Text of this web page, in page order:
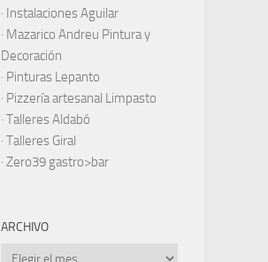
· Instalaciones Aguilar
· Mazarico Andreu Pintura y
Decoración
· Pinturas Lepanto
· Pizzería artesanal Limpasto
· Talleres Aldabó
· Talleres Giral
· Zero39 gastro>bar
ARCHIVO
Archivo